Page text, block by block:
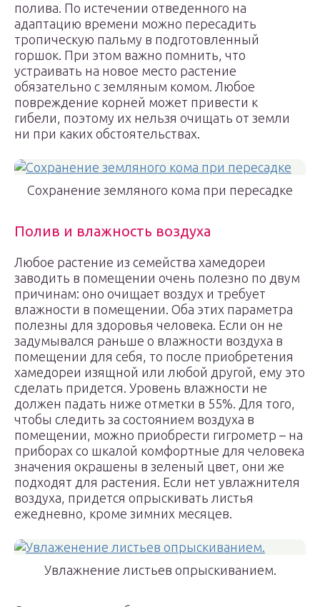
полива. По истечении отведенного на
адаптацию времени можно пересадить
тропическую пальму в подготовленный
горшок. При этом важно помнить, что
устраивать на новое место растение
обязательно с земляным комом. Любое
повреждение корней может привести к
гибели, поэтому их нельзя очищать от земли
ни при каких обстоятельствах.
Сохранение земляного кома при пересадке
Полив и влажность воздуха
Любое растение из семейства хамедореи
заводить в помещении очень полезно по двум
причинам: оно очищает воздух и требует
влажности в помещении. Оба этих параметра
полезны для здоровья человека. Если он не
задумывался раньше о влажности воздуха в
помещении для себя, то после приобретения
хамедореи изящной или любой другой, ему это
сделать придется. Уровень влажности не
должен падать ниже отметки в 55%. Для того,
чтобы следить за состоянием воздуха в
помещении, можно приобрести гигрометр – на
приборах со шкалой комфортные для человека
значения окрашены в зеленый цвет, они же
подходят для растения. Если нет увлажнителя
воздуха, придется опрыскивать листья
ежедневно, кроме зимних месяцев.
Увлажнение листьев опрыскиванием.